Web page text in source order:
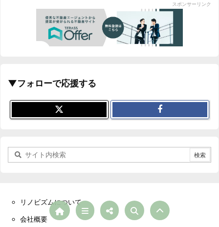
スポンサーリンク
▼フォローで応援する
リノビズムについて
会社概要